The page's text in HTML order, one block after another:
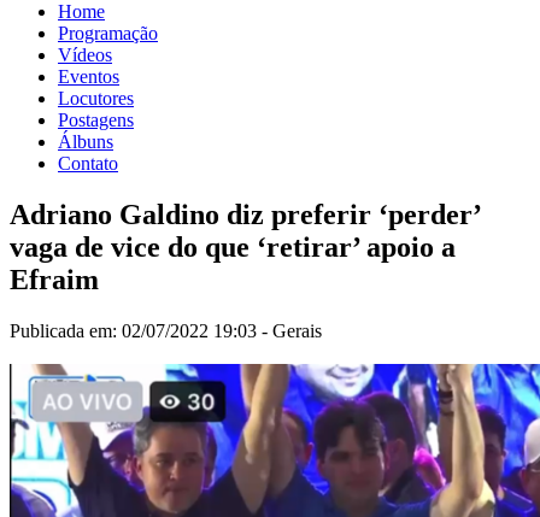
Home
Programação
Vídeos
Eventos
Locutores
Postagens
Álbuns
Contato
Adriano Galdino diz preferir ‘perder’
vaga de vice do que ‘retirar’ apoio a
Efraim
Publicada em: 02/07/2022 19:03 - Gerais